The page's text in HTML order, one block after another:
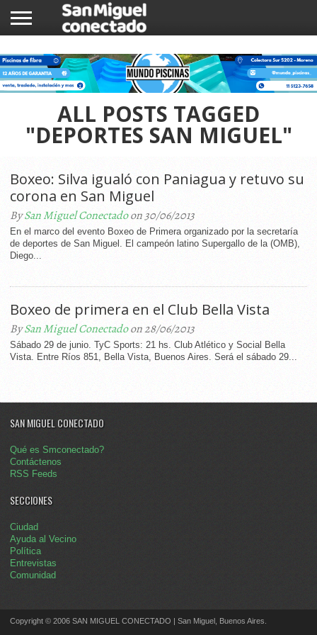
NOTICIAS
COMUNIDAD
COMERCIOS
ALL POSTS TAGGED
"DEPORTES SAN MIGUEL"
Boxeo: Silva igualó con Paniagua y retuvo su
corona en San Miguel
BySan Miguel Conectadoon 30/06/2013
En el marco del evento Boxeo de Primera organizado por la secretaría
de deportes de San Miguel. El campeón latino Supergallo de la (OMB),
Diego...
Boxeo de primera en el Club Bella Vista
BySan Miguel Conectadoon 28/06/2013
Sábado 29 de junio. TyC Sports: 21 hs. Club Atlético y Social Bella
Vista. Entre Ríos 851, Bella Vista, Buenos Aires. Será el sábado 29...
SAN MIGUEL CONECTADO
Qué es Smconectado?
Contáctenos
RSS Feeds
SECCIONES
Ciudad
Ayuda al Vecino
Política
Entrevistas
Comunidad
Copyright © 2006 SAN MIGUEL CONECTADO | San Miguel, Buenos Aires.